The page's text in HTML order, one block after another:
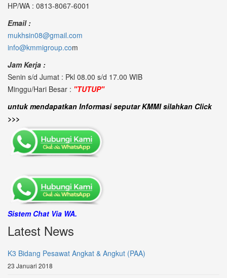
HP/WA : 0813-8067-6001
Email :
mukhsin08@gmail.com
info@kmmigroup.com
Jam Kerja :
Senin s/d Jumat : Pkl 08.00 s/d 17.00 WIB
Minggu/Hari Besar : "TUTUP"
untuk mendapatkan Informasi seputar KMMI silahkan Click
>>>
Sistem Chat Via WA.
Latest News
K3 Bidang Pesawat Angkat & Angkut (PAA)
23 Januari 2018